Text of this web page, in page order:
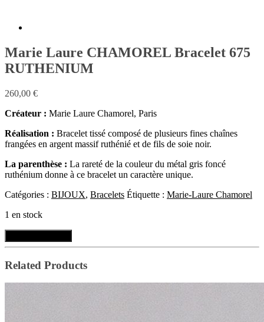
Marie Laure CHAMOREL Bracelet 675
RUTHENIUM
260,00 €
Créateur : Marie Laure Chamorel, Paris
Réalisation : Bracelet tissé composé de plusieurs fines chaînes
frangées en argent massif ruthénié et de fils de soie noir.
La parenthèse : La rareté de la couleur du métal gris foncé
ruthénium donne à ce bracelet un caractère unique.
Catégories : BIJOUX, Bracelets Étiquette : Marie-Laure Chamorel
1 en stock
Related Products